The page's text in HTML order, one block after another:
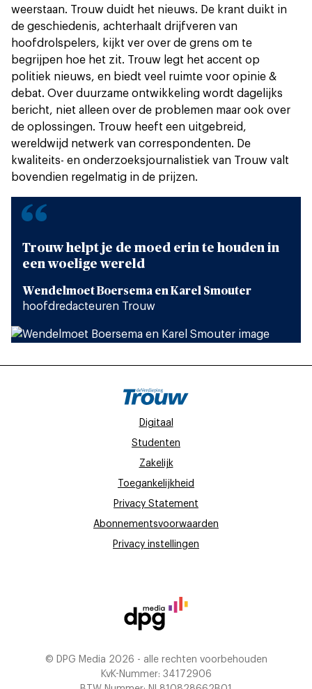
weerstaan. Trouw duidt het nieuws. De krant duikt in
de geschiedenis, achterhaalt drijfveren van
hoofdrolspelers, kijkt ver over de grens om te
begrijpen hoe het zit. Trouw legt het accent op
politiek nieuws, en biedt veel ruimte voor opinie &
debat. Over duurzame ontwikkeling wordt dagelijks
bericht, niet alleen over de problemen maar ook over
de oplossingen. Trouw heeft een uitgebreid,
wereldwijd netwerk van correspondenten. De
kwaliteits- en onderzoeksjournalistiek van Trouw valt
bovendien regelmatig in de prijzen.
“
Trouw helpt je de moed erin te houden in
een woelige wereld
Wendelmoet Boersema en Karel Smouter
hoofdredacteuren Trouw
Digitaal
Studenten
Zakelijk
Toegankelijkheid
Privacy Statement
Abonnementsvoorwaarden
Privacy instellingen
© DPG Media 2026 - alle rechten voorbehouden
KvK-Nummer: 34172906